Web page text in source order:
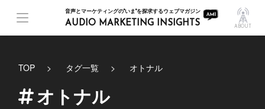
音声とマーケティングの"いま"を探求するウェブマガジン
AUDIO MARKETING INSIGHTS ABOUT
TOP タグ一覧 オトナル
オトナル